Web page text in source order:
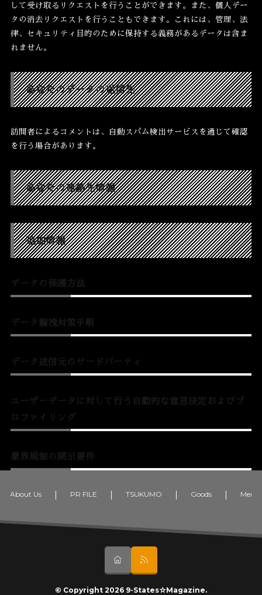
して受け取るリクエストを行うことができます。また、個人デー
タの消去リクエストを行うこともできます。これには、管理、法
律、セキュリティ目的のために保持する義務があるデータは含ま
れません。
あなたのデータの送信先
訪問者によるコメントは、自動スパム検出サービスを通じて確認
を行う場合があります。
あなたの連絡先情報
追加情報
データの保護方法
データ漏洩対策手順
データ送信元のサードパーティ
ユーザーデータに対して行う自動的な意思決定およびプ
ロファイリング
業界規制の開示要件
About Us PR FILE TSUKUMO Goods
© Copyright 2026 9-States☆Magazine.